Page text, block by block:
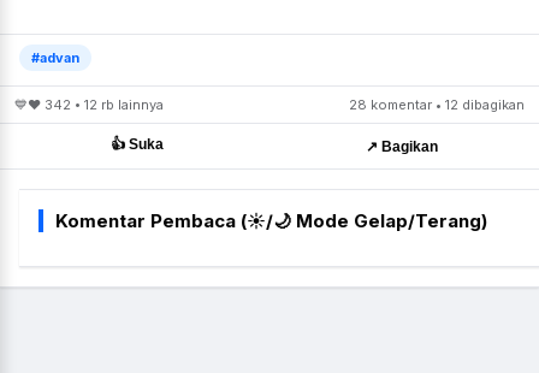
#advan
💙❤ 342 • 12 rb lainnya 28 komentar • 12 dibagikan
👍 Suka ↗ Bagikan
Komentar Pembaca (☀/🌙 Mode Gelap/Terang)